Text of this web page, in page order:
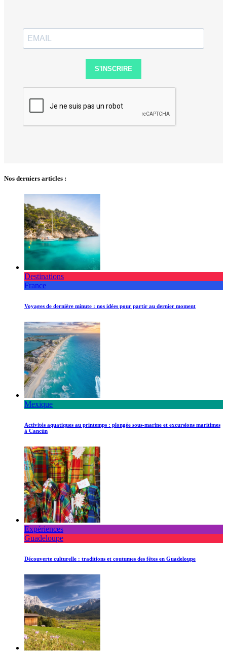
S'INSCRIRE
Nos derniers articles :
Destinations
France
Voyages de dernière minute : nos idées pour partir au dernier moment
Mexique
Activités aquatiques au printemps : plongée sous-marine et excursions maritimes
à Cancún
Expériences
Guadeloupe
Découverte culturelle : traditions et coutumes des fêtes en Guadeloupe